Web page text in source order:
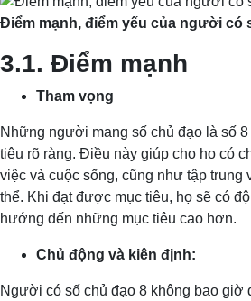
Điểm mạnh, điểm yếu của người có
3.1. Điểm mạnh
Tham vọng
Những người mang số chủ đạo là số
tiêu rõ ràng. Điều này giúp cho họ có
việc và cuộc sống, cũng như tập trung
thể. Khi đạt được mục tiêu, họ sẽ có
hướng đến những mục tiêu cao hơn.
Chủ động và kiên định:
Người có số chủ đạo 8 không bao giờ